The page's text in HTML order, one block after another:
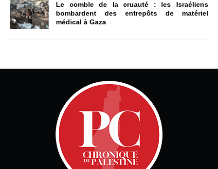
Le comble de la cruauté : les Israéliens
bombardent des entrepôts de matériel
médical à Gaza